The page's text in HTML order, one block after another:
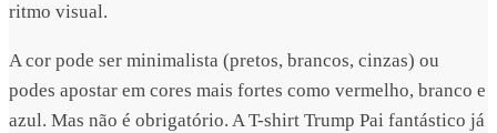
ritmo visual.
A cor pode ser minimalista (pretos, brancos, cinzas) ou
podes apostar em cores mais fortes como vermelho, branco e
azul. Mas não é obrigatório. A T-shirt Trump Pai fantástico já